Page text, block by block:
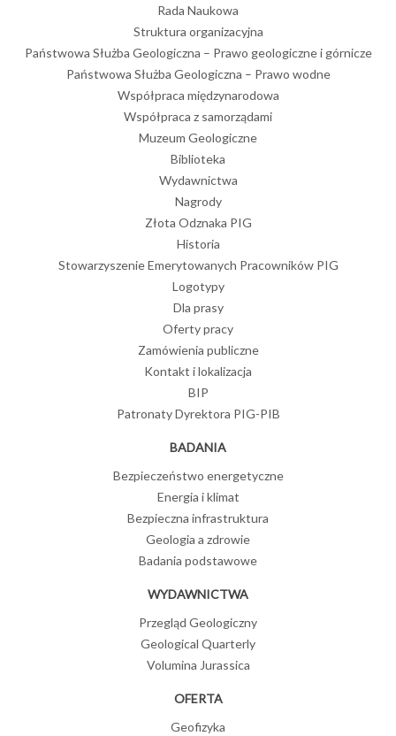
Rada Naukowa
Struktura organizacyjna
Państwowa Służba Geologiczna – Prawo geologiczne i górnicze
Państwowa Służba Geologiczna – Prawo wodne
Współpraca międzynarodowa
Współpraca z samorządami
Muzeum Geologiczne
Biblioteka
Wydawnictwa
Nagrody
Złota Odznaka PIG
Historia
Stowarzyszenie Emerytowanych Pracowników PIG
Logotypy
Dla prasy
Oferty pracy
Zamówienia publiczne
Kontakt i lokalizacja
BIP
Patronaty Dyrektora PIG-PIB
BADANIA
Bezpieczeństwo energetyczne
Energia i klimat
Bezpieczna infrastruktura
Geologia a zdrowie
Badania podstawowe
WYDAWNICTWA
Przegląd Geologiczny
Geological Quarterly
Volumina Jurassica
OFERTA
Geofizyka